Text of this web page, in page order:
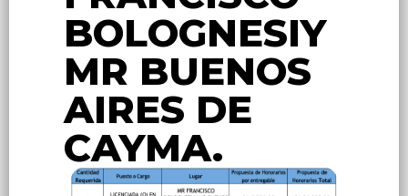
BOLOGNESIY
MR BUENOS
AIRES DE
CAYMA.